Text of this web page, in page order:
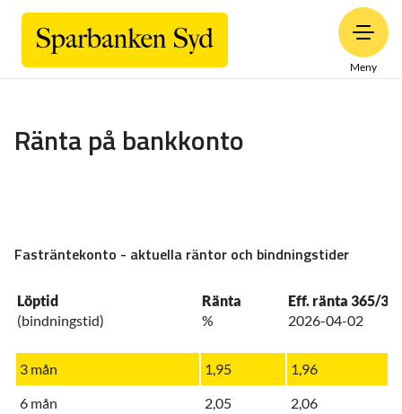
Meny
Ränta på bankkonto
Fasträntekonto - aktuella räntor och bindningstider
Löptid
(bindningstid)
Ränta
%
Eff. ränta 365/
2026-04-02
3 mån 1,95
1,96
6 mån
2,05
2,06